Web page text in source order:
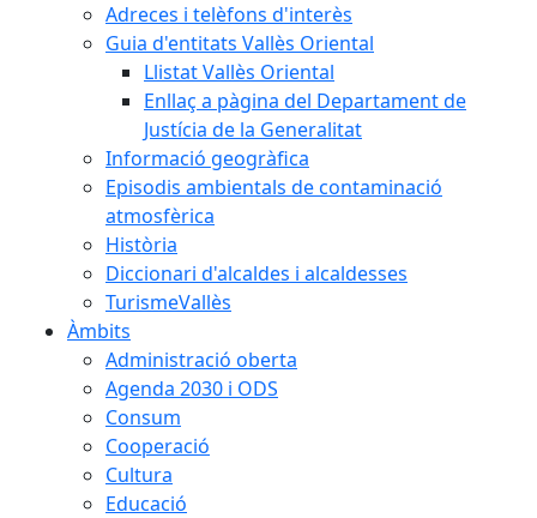
Adreces i telèfons d'interès
Guia d'entitats Vallès Oriental
Llistat Vallès Oriental
Enllaç a pàgina del Departament de
Justícia de la Generalitat
Informació geogràfica
Episodis ambientals de contaminació
atmosfèrica
Història
Diccionari d'alcaldes i alcaldesses
TurismeVallès
Àmbits
Administració oberta
Agenda 2030 i ODS
Consum
Cooperació
Cultura
Educació